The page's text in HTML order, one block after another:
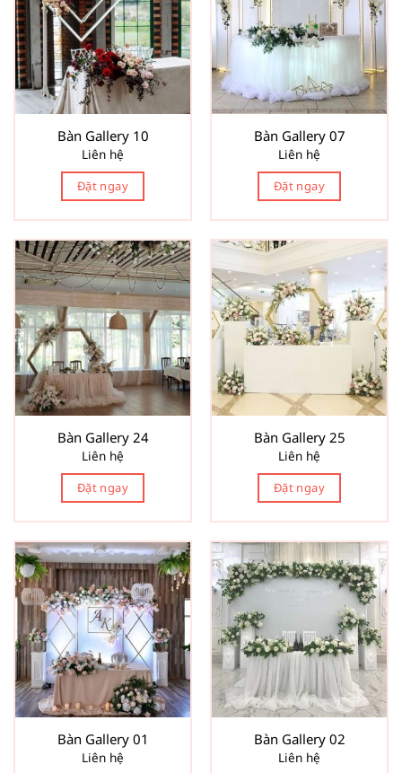
Bàn Gallery 10
Liên hệ
Đặt ngay
Bàn Gallery 07
Liên hệ
Đặt ngay
Bàn Gallery 24
Liên hệ
Đặt ngay
Bàn Gallery 25
Liên hệ
Đặt ngay
Bàn Gallery 01
Liên hệ
Bàn Gallery 02
Liên hệ